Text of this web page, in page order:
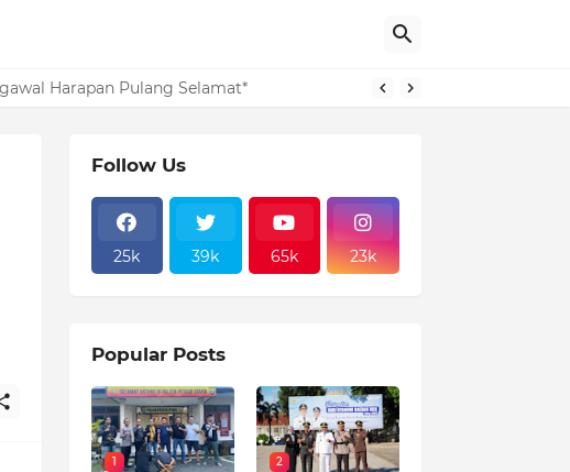
Harapan Pulang Selamat*
Pelayanan Publik 2025
Follow Us
25k 39k 65k 23k
Popular Posts
1 2